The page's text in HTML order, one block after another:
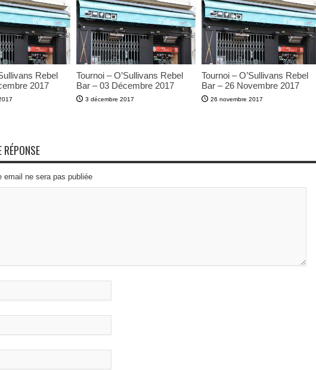
Rebel
2017
Tournoi – O’Sullivans Rebel
Bar – 03 Décembre 2017
3 décembre 2017
Tournoi – O’Sullivans Rebel
Bar – 26 Novembre 2017
26 novembre 2017
email ne sera pas publiée